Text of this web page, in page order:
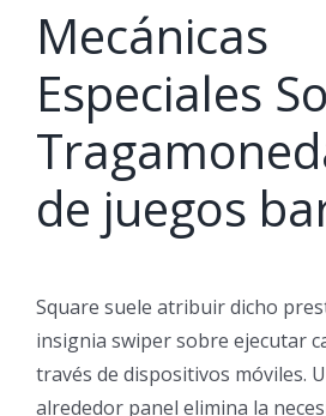
Mecánicas
Especiales
de juegos
Square suele atribuir dicho
insignia swiper sobre ejecutar
través de dispositivos móviles.
alrededor panel elimina la